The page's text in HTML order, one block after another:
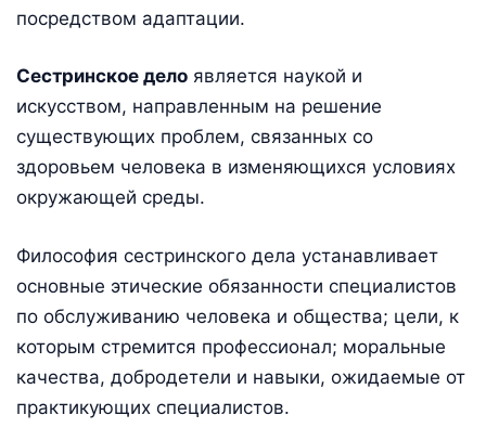
посредством адаптации.
Сестринское дело является наукой и
искусством, направленным на решение
существующих проблем, связанных со
здоровьем человека в изменяющихся условиях
окружающей среды.
Философия сестринского дела устанавливает
основные этические обязанности специалистов
по обслуживанию человека и общества; цели, к
которым стремится профессионал; моральные
качества, добродетели и навыки, ожидаемые от
практикующих специалистов.